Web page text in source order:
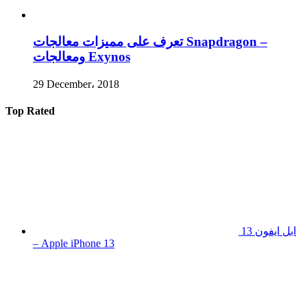
تعرف على مميزات معالجات Snapdragon –
ومعالجات Exynos
29 December، 2018
Top Rated
ابل ايفون 13
– Apple iPhone 13